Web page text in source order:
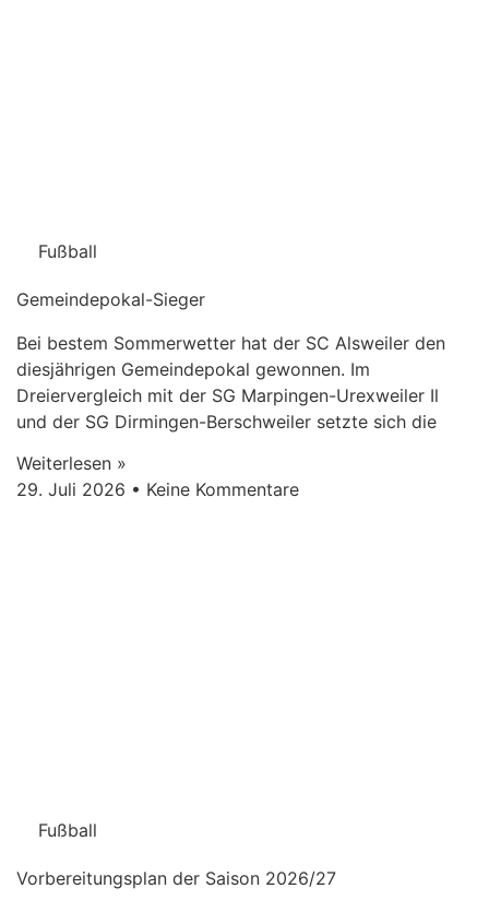
Fußball
Gemeindepokal-Sieger
Bei bestem Sommerwetter hat der SC Alsweiler den
diesjährigen Gemeindepokal gewonnen. Im
Dreiervergleich mit der SG Marpingen-Urexweiler Il
und der SG Dirmingen-Berschweiler setzte sich die
Weiterlesen »
29. Juli 2026
Keine Kommentare
Fußball
Vorbereitungsplan der Saison 2026/27